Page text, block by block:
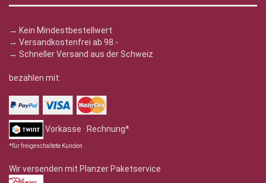
→ Kein Mindestbestellwert
→ Versandkostenfrei ab 98.-
→ Schneller Versand aus der Schweiz
bezahlen mit:
Vorkasse · Rechnung*
*für freigeschaltete Kunden
Wir versenden mit Planzer Paketservice